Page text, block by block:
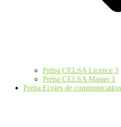
Prépa CELSA Licence 3
Prépa CELSA Master 1
Prépa Ecoles de communication